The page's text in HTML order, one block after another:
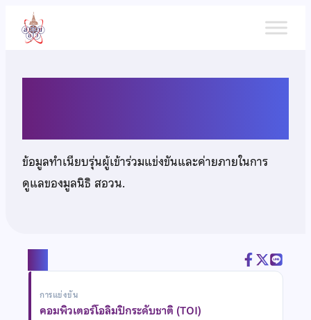
เนื้อหา
ข้อมูลทำเนียบรุ่นผู้เข้าร่วมแข่งขันและค่ายภายในการ
ดูแลของมูลนิธิ สอวน.
การแข่งขัน
คอมพิวเตอร์โอลิมปิกระดับชาติ (TOI)